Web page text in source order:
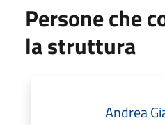
Persone che
la struttura
Andrea